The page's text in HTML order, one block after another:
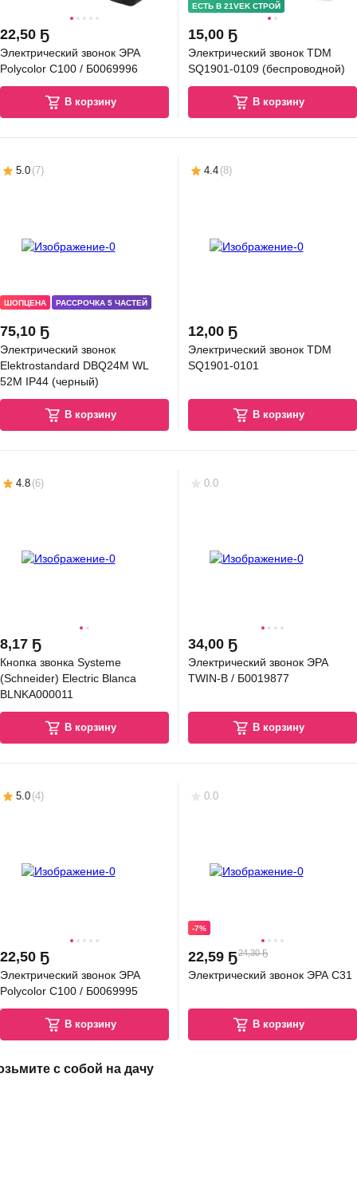
22,50 Ҕ
Электрический звонок ЭРА
Polycolor C100 / Б0069996
В корзину
ЕСТЬ В 21VEK СТРОЙ
15,00 Ҕ
Электрический звонок TDM
SQ1901-0109 (беспроводной)
В корзину
5.0 (7)
ШОПЦЕНА РАССРОЧКА 5 ЧАСТЕЙ
75,10 Ҕ
Электрический звонок
Elektrostandard DBQ24M WL
52M IP44 (черный)
В корзину
4.4 (8)
12,00 Ҕ
Электрический звонок TDM
SQ1901-0101
В корзину
4.8 (6)
8,17 Ҕ
Кнопка звонка Systeme
(Schneider) Electric Blanca
BLNKA000011
В корзину
0.0
34,00 Ҕ
Электрический звонок ЭРА
TWIN-B / Б0019877
В корзину
5.0 (4)
22,50 Ҕ
Электрический звонок ЭРА
Polycolor C100 / Б0069995
В корзину
0.0
-7%
22,59 Ҕ24,30 Ҕ
Электрический звонок ЭРА C31
В корзину
с собой на дачу